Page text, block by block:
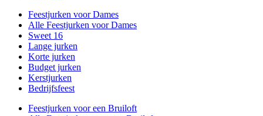
Feestjurken voor Dames
Alle Feestjurken voor Dames
Sweet 16
Lange jurken
Korte jurken
Budget jurken
Kerstjurken
Bedrijfsfeest
Feestjurken voor een Bruiloft